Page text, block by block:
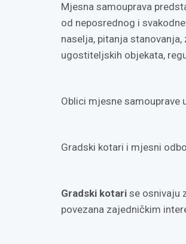
Mjesna samouprava
od neposrednog i
naselja, pitanja
ugostiteljskih objekata,
Oblici mjesne samouprave
Gradski kotari i mjesni
Gradski kotari se osnivaju
povezana zajedničkim